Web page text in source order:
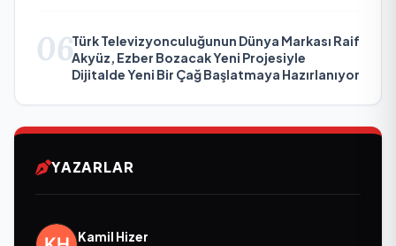
06Türk Televizyonculuğunun Dünya Markası Raif
Akyüz, Ezber Bozacak Yeni Projesiyle
Dijitalde Yeni Bir Çağ Başlatmaya Hazırlanıyor
YAZARLAR
Kamil Hizer